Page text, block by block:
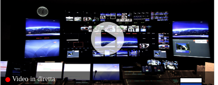
Video in diretta